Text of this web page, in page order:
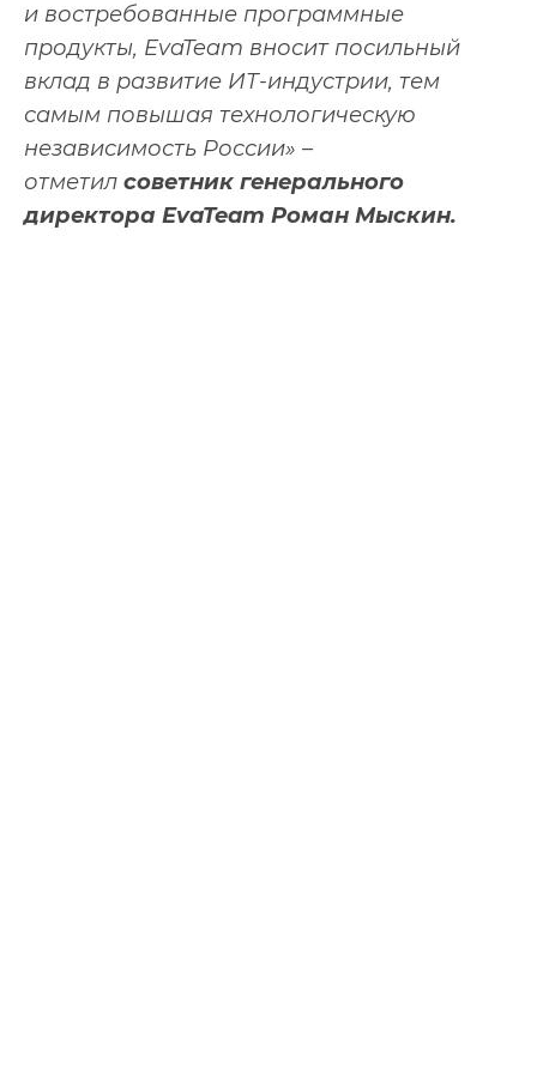
и востребованные программные
продукты, EvaTeam вносит посильный
вклад в развитие ИТ-индустрии, тем
самым повышая технологическую
независимость России» –
отметил советник генерального
директора EvaTeam Роман Мыскин.